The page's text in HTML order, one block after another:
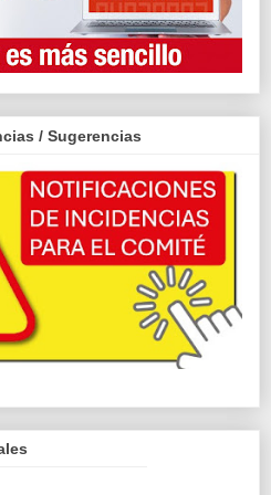
/ Sugerencias